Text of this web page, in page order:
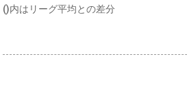
()内はリーグ平均との差分